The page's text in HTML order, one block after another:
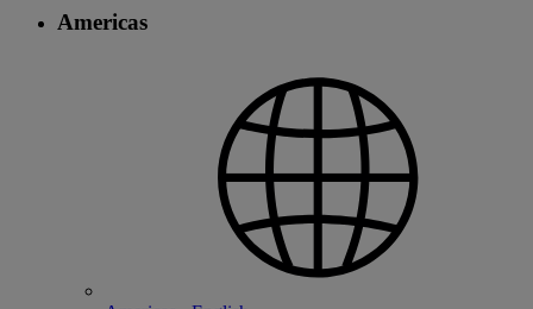
Americas